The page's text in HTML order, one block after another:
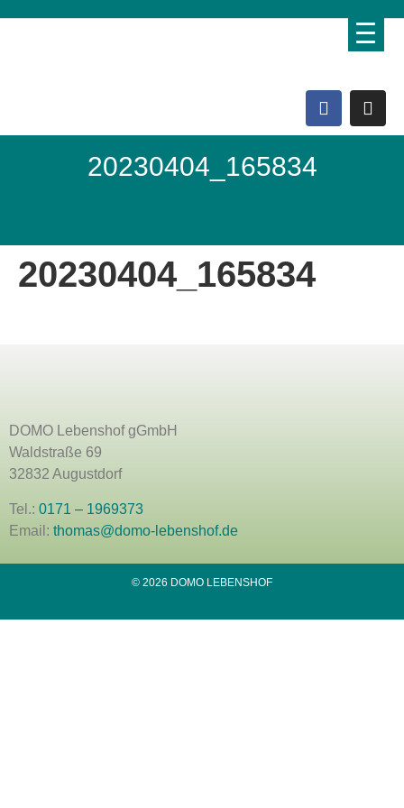
20230404_165834
20230404_165834
DOMO Lebenshof gGmbH
Waldstraße 69
32832 Augustdorf
Tel.: 0171 – 1969373
Email: thomas@domo-lebenshof.de
© 2026 DOMO LEBENSHOF